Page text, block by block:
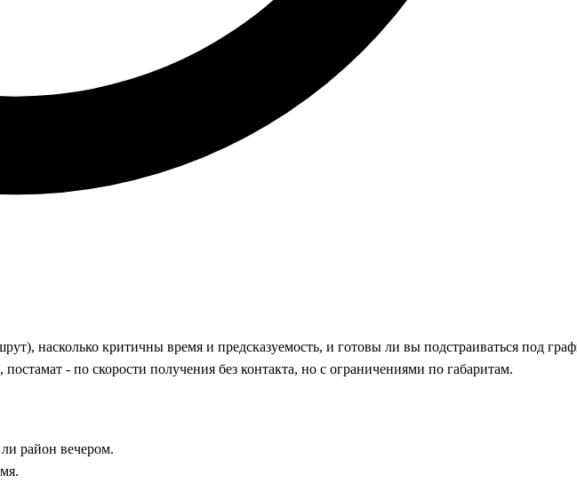
насколько критичны время и предсказуемость, и готовы ли вы подстраиваться под
- по скорости получения без контакта, но с ограничениями по габаритам.
район вечером.